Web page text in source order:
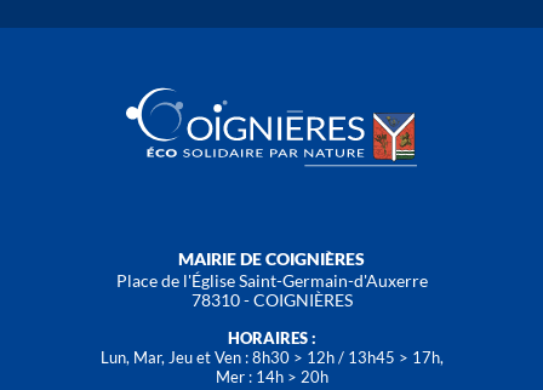
MAIRIE DE COIGNIÈRES
Place de l'Église Saint-Germain-d'Auxerre
78310 - COIGNIÈRES
HORAIRES :
Lun, Mar, Jeu et Ven : 8h30 > 12h / 13h45 > 17h,
Mer : 14h > 20h